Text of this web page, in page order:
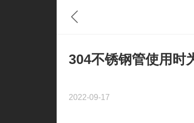
304不锈钢管使用时
2022-09-17